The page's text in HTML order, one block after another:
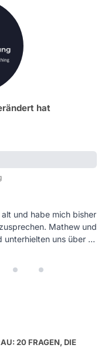
hat
5 von 5 Sternen
und habe mich bisher
Mathew und
unterhielten uns über …
20 FRAGEN, DIE